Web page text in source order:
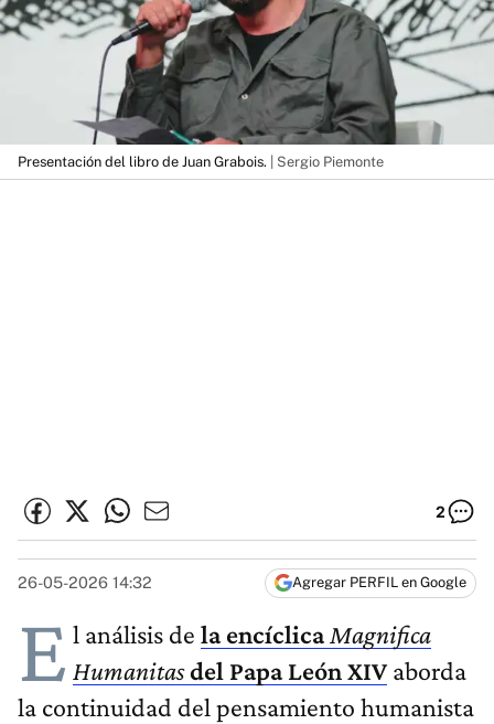
Presentación del libro de Juan Grabois. | Sergio Piemonte
2
26-05-2026 14:32 Agregar PERFIL en Google
E l análisis de la encíclicaMagnifica
Humanitasdel Papa León XIVaborda
la continuidad del pensamiento humanista